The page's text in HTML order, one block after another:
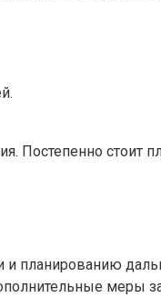
Постепенно
планированию
меры